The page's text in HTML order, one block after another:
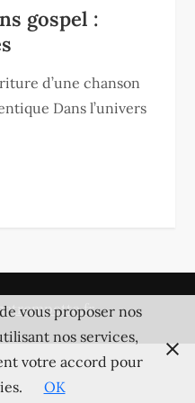
gospel :
d’une chanson
Dans l’univers
vous proposer nos
nos services,
votre accord pour
OK